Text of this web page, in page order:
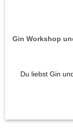
Gin Workshop
Du liebst Gin